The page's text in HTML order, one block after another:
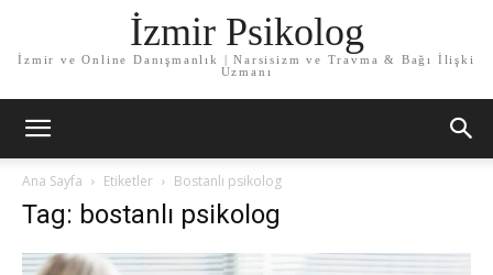
İzmir Psikolog
İzmir ve Online Danışmanlık | Narsisizm ve Travma & Bağı İlişki
Uzmanı
Ana Sayfa Etiketler Bostanlı psikolog
Tag: bostanlı psikolog